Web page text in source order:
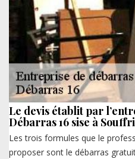
Le devis établit par
Débarras 16 sise à
Les trois formules que le
proposer sont le débarras